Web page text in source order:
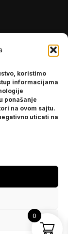
koristimo
informacijama
ponašanje
na ovom sajtu.
uticati na
0